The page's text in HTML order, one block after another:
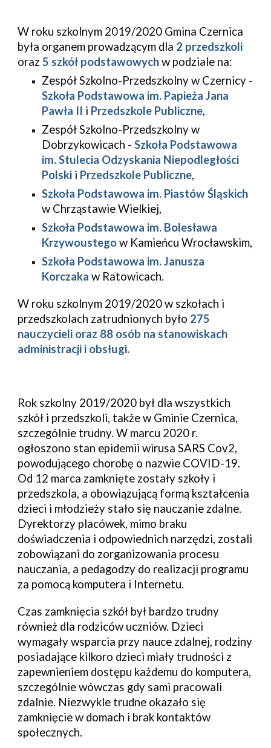
W roku szkolnym 2019/2020 Gmina Czernica
była organem prowadzącym dla 2 przedszkoli
oraz 5 szkół podstawowych w podziale na:
Szkoła Podstawowa im. Papieża Jana
Pawła II i Przedszkole Publiczne,
Zespół Szkolno-Przedszkolny w
Dobrzykowicach - Szkoła Podstawowa
im. Stulecia Odzyskania Niepodległości
Polski i Przedszkole Publiczne,
Szkoła Podstawowa im. Piastów Śląskich
w Chrząstawie Wielkiej,
Szkoła Podstawowa im. Bolesława
Krzywoustego w Kamieńcu Wrocławskim,
Szkoła Podstawowa im. Janusza
Korczaka w Ratowicach.
W roku szkolnym 2019/2020 w szkołach i
przedszkolach zatrudnionych było 275
nauczycieli oraz 88 osób na stanowiskach
administracji i obsługi.
Rok szkolny 2019/2020 był dla wszystkich
szkół i przedszkoli, także w Gminie Czernica,
szczególnie trudny. W marcu 2020 r.
ogłoszono stan epidemii wirusa SARS Cov2,
powodującego chorobę o nazwie COVID-19.
Od 12 marca zamknięte zostały szkoły i
przedszkola, a obowiązującą formą kształcenia
dzieci i młodzieży stało się nauczanie zdalne.
Dyrektorzy placówek, mimo braku
doświadczenia i odpowiednich narzędzi, zostali
zobowiązani do zorganizowania procesu
nauczania, a pedagodzy do realizacji programu
za pomocą komputera i Internetu.
Czas zamknięcia szkół był bardzo trudny
również dla rodziców uczniów. Dzieci
wymagały wsparcia przy nauce zdalnej, rodziny
posiadające kilkoro dzieci miały trudności z
zapewnieniem dostępu każdemu do komputera,
szczególnie wówczas gdy sami pracowali
zdalnie. Niezwykle trudne okazało się
zamknięcie w domach i brak kontaktów
społecznych.